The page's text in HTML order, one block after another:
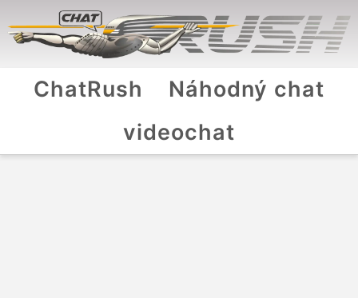
ChatRush
Náhodný chat
videochat